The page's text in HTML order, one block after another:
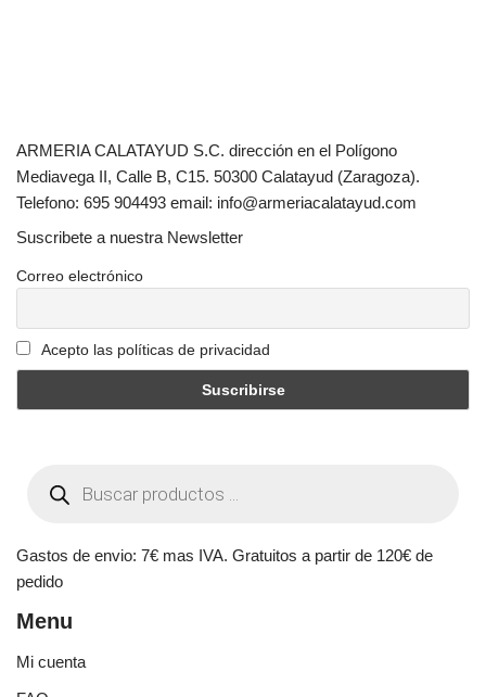
ARMERIA CALATAYUD S.C. dirección en el Polígono
Mediavega II, Calle B, C15. 50300 Calatayud (Zaragoza).
Telefono: 695 904493 email: info@armeriacalatayud.com
Suscribete a nuestra Newsletter
Correo electrónico
Acepto las políticas de privacidad
Gastos de envio: 7€ mas IVA. Gratuitos a partir de 120€ de
pedido
Menu
Mi cuenta